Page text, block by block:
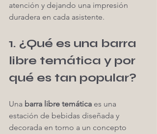
atención y dejando una impresión
duradera en cada asistente.
1. ¿Qué es una barra
libre temática y por
qué es tan popular?
Una barra libre temática es una
estación de bebidas diseñada y
decorada en torno a un concepto